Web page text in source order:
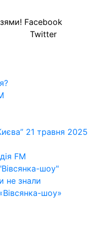
Facebook
Twitter
21 травня 2025
FM
шоу"
не знали
шоу»